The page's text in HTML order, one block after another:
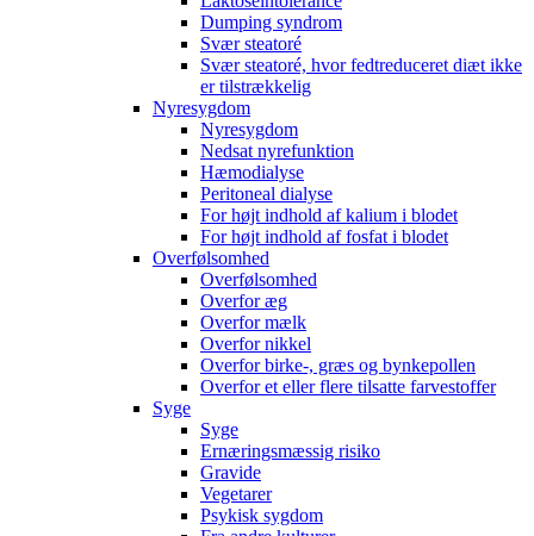
Dumping syndrom
Svær steatoré
Svær steatoré, hvor fedtreduceret diæt ikke
er tilstrækkelig
Nyresygdom
Nyresygdom
Nedsat nyrefunktion
Hæmodialyse
Peritoneal dialyse
For højt indhold af kalium i blodet
For højt indhold af fosfat i blodet
Overfølsomhed
Overfølsomhed
Overfor æg
Overfor mælk
Overfor nikkel
Overfor birke-, græs og bynkepollen
Overfor et eller flere tilsatte farvestoffer
Syge
Syge
Ernæringsmæssig risiko
Gravide
Vegetarer
Psykisk sygdom